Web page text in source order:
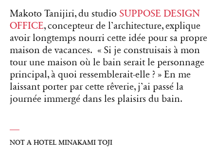
Makoto Tanijiri, du studio SUPPOSE DESIGN
OFFICE, concepteur de l’architecture, explique
avoir longtemps nourri cette idée pour sa propre
maison de vacances. « Si je construisais à mon
tour une maison où le bain serait le personnage
principal, à quoi ressemblerait-elle ? » En me
laissant porter par cette rêverie, j’ai passé la
journée immergé dans les plaisirs du bain.
NOT A HOTEL MINAKAMI TOJI